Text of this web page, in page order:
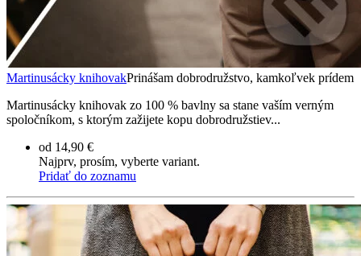
Martinusácky knihovakPrinášam dobrodružstvo, kamkoľvek prídem
Martinusácky knihovak zo 100 % bavlny sa stane vaším verným
spoločníkom, s ktorým zažijete kopu dobrodružstiev...
od 14,90 €
Najprv, prosím, vyberte variant.
Pridať do zoznamu